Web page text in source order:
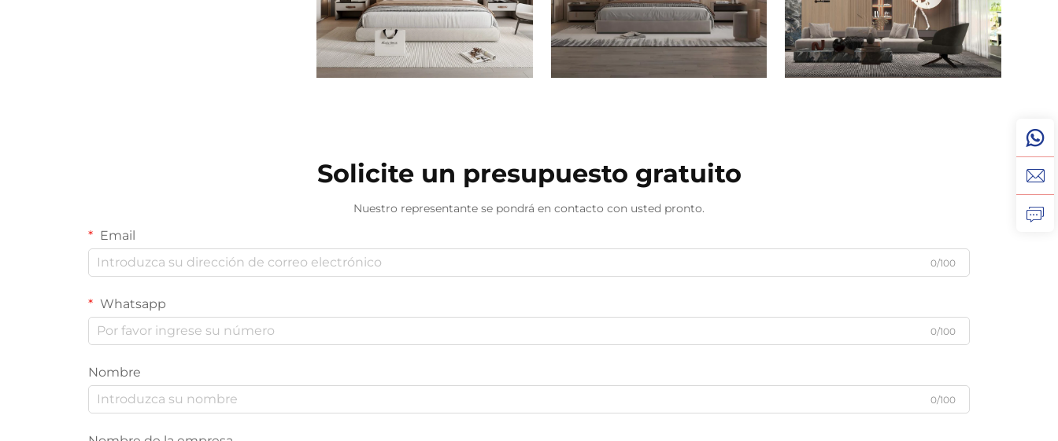
Solicite un presupuesto gratuito
Nuestro representante se pondrá en contacto con usted pronto.
Email
0/100
Whatsapp
0/100
Nombre
0/100